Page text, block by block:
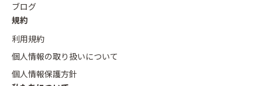
ブログ
規約
利用規約
個人情報の取り扱いについて
個人情報保護方針